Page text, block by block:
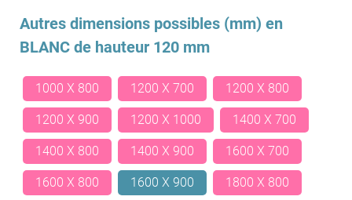
Autres dimensions possibles (mm) en
BLANCde hauteur 120 mm
1000 X 800 1200 X 700 1200 X 800
1200 X 900 1200 X 1000 1400 X 700
1400 X 800 1400 X 900 1600 X 700
1600 X 800 1600 X 900 1800 X 800